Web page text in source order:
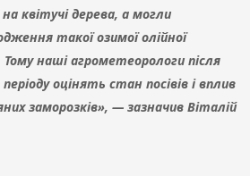
квітучі дерева, а могли
такої озимої олійної
Тому наші агрометеорологи після
оцінять стан посівів і вплив
заморозків», — зазначив Віталій